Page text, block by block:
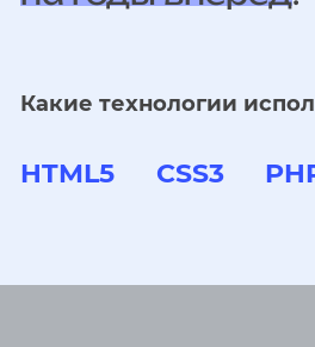
Какие технологии
HTML5 CSS3